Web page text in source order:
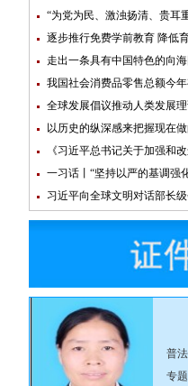
“为党为民、激浊扬清、贵耳
逐步推行免费学前教育 降低
走出一条具有中国特色的向
我国社会消费品零售总额今
全球发展倡议推动人类发展
以历史的纵深感来把握现在
《习近平总书记关于加强和
一习话丨“坚持以严的基调强
习近平向全球文明对话部长
普
专